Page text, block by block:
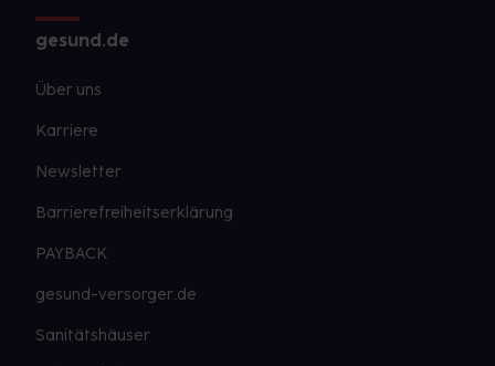
gesund.de
Über uns
Karriere
Newsletter
Barrierefreiheitserklärung
PAYBACK
gesund-versorger.de
Sanitätshäuser